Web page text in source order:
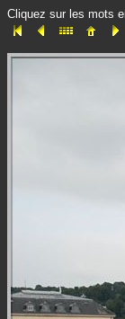
Cliquez sur les mots